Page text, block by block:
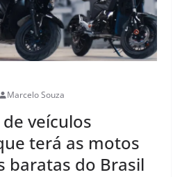
Marcelo Souza
veículos
terá as motos
baratas do Brasil